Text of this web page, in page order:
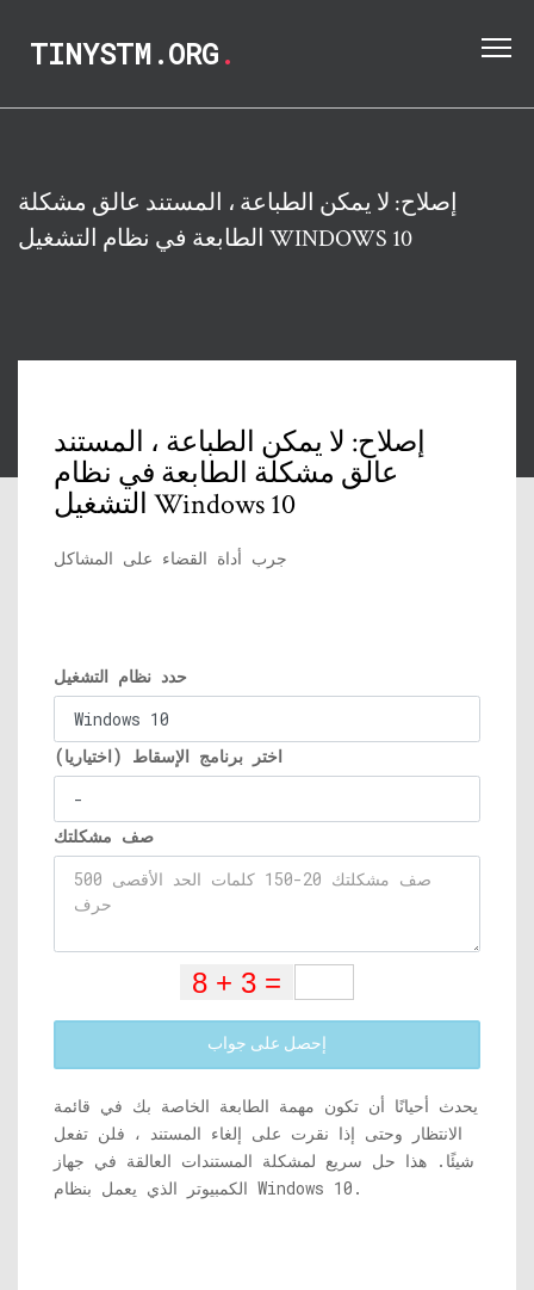
TINYSTM.ORG.
إصلاح: لا يمكن الطباعة ، المستند عالق مشكلة
الطابعة في نظام التشغيل WINDOWS 10
إصلاح: لا يمكن الطباعة ، المستند
عالق مشكلة الطابعة في نظام
التشغيل Windows 10
جرب أداة القضاء على المشاكل
حدد نظام التشغيل
اختر برنامج الإسقاط (اختياريا)
صف مشكلتك
إحصل على جواب
يحدث أحيانًا أن تكون مهمة الطابعة الخاصة بك في قائمة
الانتظار وحتى إذا نقرت على إلغاء المستند ، فلن تفعل
شيئًا. هذا حل سريع لمشكلة المستندات العالقة في جهاز
الكمبيوتر الذي يعمل بنظام Windows 10.